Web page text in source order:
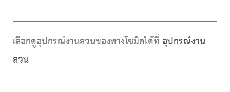
เลือกดูอุปกรณ์งานสวนของทางโซมิคได้ที่ อุปกรณ์งาน
สวน